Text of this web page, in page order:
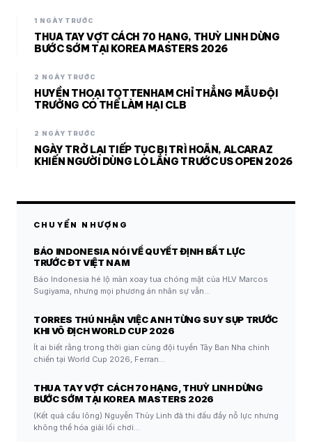
1 NGÀY TRƯỚC
THUA TAY VỢT CÁCH 70 HẠNG, THUỲ LINH DỪNG
BƯỚC SỚM TẠI KOREA MASTERS 2026
2 NGÀY TRƯỚC
HUYỀN THOẠI TOTTENHAM CHỈ THẲNG MẪU ĐỘI
TRƯỞNG CÓ THỂ LÀM HẠI CLB
2 NGÀY TRƯỚC
NGÀY TRỞ LẠI TIẾP TỤC BỊ TRÌ HOÃN, ALCARAZ
KHIẾN NGƯỜI DÙNG LO LẮNG TRƯỚC US OPEN 2026
CHUYỂN NHƯỢNG
BÁO INDONESIA NÓI VỀ QUYẾT ĐỊNH BẤT LỰC
TRƯỚC ĐT VIỆT NAM
Báo Indonesia hé lộ màn xoay tua chóng mặt của HLV Marcos
Sugiyama, nhưng mọi phương án nhân sự vẫn…
TORRES THÚ NHẬN VIỆC ANH TỪNG SUY SỤP TRƯỚC
KHI VÔ ĐỊCH WORLD CUP 2026
Ít ai biết rằng trong thời gian cùng đội tuyển Tây Ban Nha chinh
chiến tại World Cup 2026, Ferran…
THUA TAY VỢT CÁCH 70 HẠNG, THUỲ LINH DỪNG
BƯỚC SỚM TẠI KOREA MASTERS 2026
(Kết quả cầu lông) Nguyễn Thùy Linh đã thi đấu đầy nỗ lực nhưng
không thể hóa giải lối chơi…